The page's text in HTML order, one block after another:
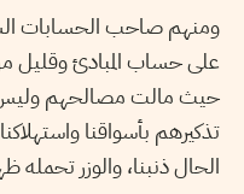
ومنهم صاحب الحسابات
على حساب المبادئ
حيث مالت مصالحهم وليس
تذكيرهم بأسواقنا
الحال ذنبنا، والوزر تحمله